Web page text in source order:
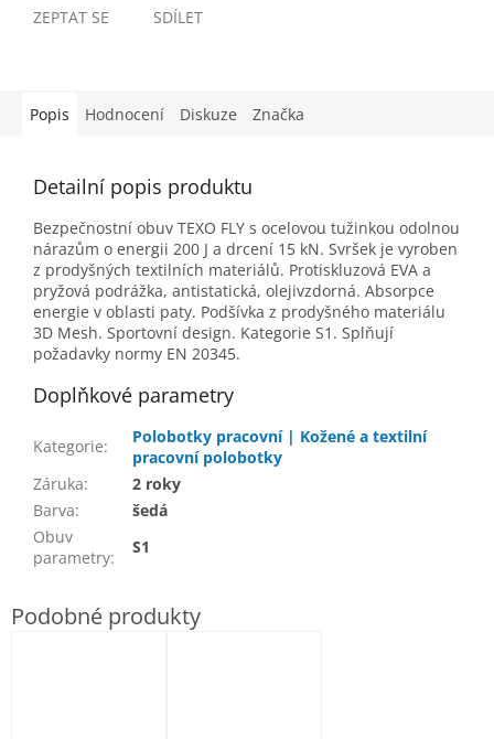
ZEPTAT SE SDÍLET
Popis Hodnocení Diskuze Značka
Detailní popis produktu
Bezpečnostní obuv TEXO FLY s ocelovou tužinkou odolnou
nárazům o energii 200 J a drcení 15 kN. Svršek je vyroben
z prodyšných textilních materiálů. Protiskluzová EVA a
pryžová podrážka, antistatická, olejivzdorná. Absorpce
energie v oblasti paty. Podšívka z prodyšného materiálu
3D Mesh. Sportovní design. Kategorie S1. Splňují
požadavky normy EN 20345.
Doplňkové parametry
Kategorie:
Polobotky pracovní | Kožené a textilní
pracovní polobotky
Záruka:
2 roky
Barva:
šedá
Obuv
parametry:
S1